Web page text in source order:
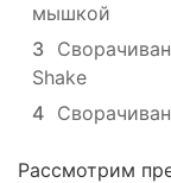
мышкой
3
Shake
4
Рассмотрим